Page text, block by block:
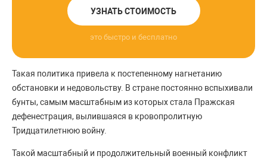
УЗНАТЬ СТОИМОСТЬ
это быстро и бесплатно
Такая политика привела к постепенному нагнетанию
обстановки и недовольству. В стране постоянно вспыхивали
бунты, самым масштабным из которых стала Пражская
дефенестрация, вылившаяся в кровопролитную
Тридцатилетнюю войну.
Такой масштабный и продолжительный военный конфликт